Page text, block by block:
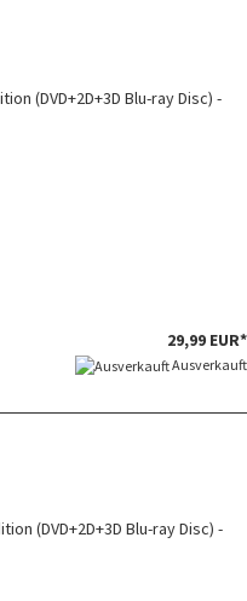
(DVD+2D+3D Blu-ray Disc) -
29,99 EUR*
Ausverkauft